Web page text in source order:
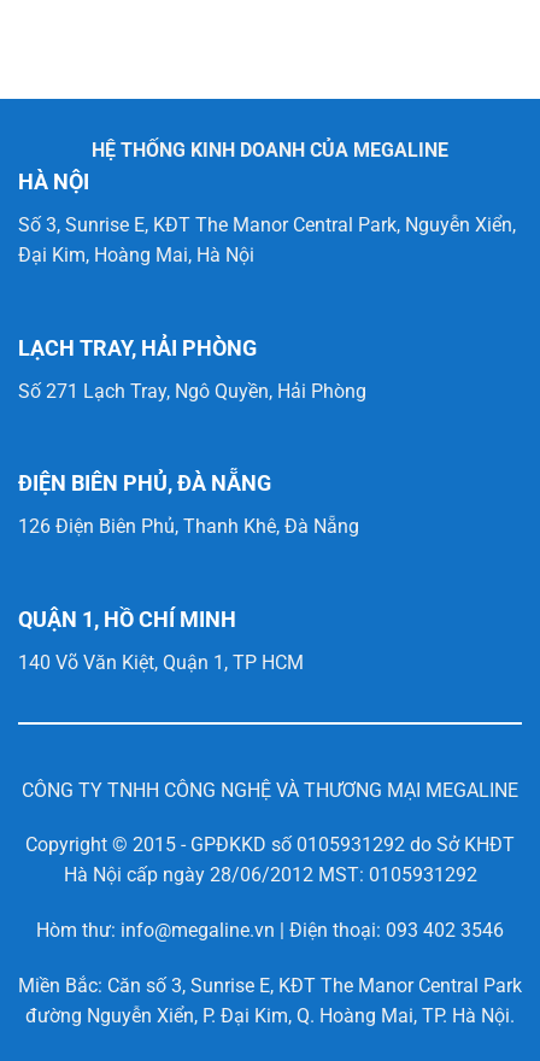
HỆ THỐNG KINH DOANH CỦA MEGALINE
HÀ NỘI
Số 3, Sunrise E, KĐT The Manor Central Park, Nguyễn Xiển,
Đại Kim, Hoàng Mai, Hà Nội
LẠCH TRAY, HẢI PHÒNG
Số 271 Lạch Tray, Ngô Quyền, Hải Phòng
ĐIỆN BIÊN PHỦ, ĐÀ NẴNG
126 Điện Biên Phủ, Thanh Khê, Đà Nẵng
QUẬN 1, HỒ CHÍ MINH
140 Võ Văn Kiệt, Quận 1, TP HCM
CÔNG TY TNHH CÔNG NGHỆ VÀ THƯƠNG MẠI MEGALINE
Copyright © 2015 - GPĐKKD số 0105931292 do Sở KHĐT
Hà Nội cấp ngày 28/06/2012 MST: 0105931292
Hòm thư: info@megaline.vn | Điện thoại: 093 402 3546
Miền Bắc: Căn số 3, Sunrise E, KĐT The Manor Central Park
đường Nguyễn Xiển, P. Đại Kim, Q. Hoàng Mai, TP. Hà Nội.